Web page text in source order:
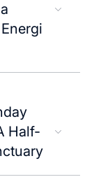
Half-